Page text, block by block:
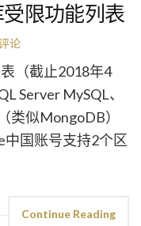
限功能列表
论
（截止2018年4
Server MySQL、
类似MongoDB）
中国账号支持2个区
Continue Reading